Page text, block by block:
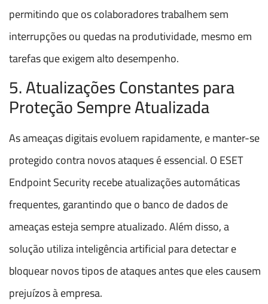
permitindo que os colaboradores trabalhem sem
interrupções ou quedas na produtividade, mesmo em
tarefas que exigem alto desempenho.
5. Atualizações Constantes para
Proteção Sempre Atualizada
As ameaças digitais evoluem rapidamente, e manter-se
protegido contra novos ataques é essencial. O ESET
Endpoint Security recebe atualizações automáticas
frequentes, garantindo que o banco de dados de
ameaças esteja sempre atualizado. Além disso, a
solução utiliza inteligência artificial para detectar e
bloquear novos tipos de ataques antes que eles causem
prejuízos à empresa.